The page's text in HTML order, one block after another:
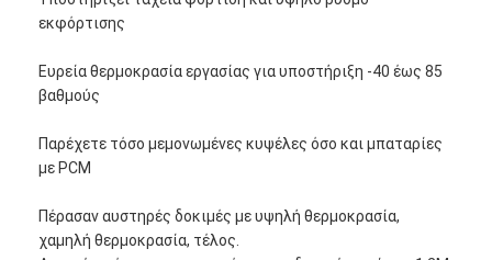
εκφόρτισης
Ευρεία θερμοκρασία εργασίας για υποστήριξη -40 έως 85
βαθμούς
Παρέχετε τόσο μεμονωμένες κυψέλες όσο και μπαταρίες
με PCM
Πέρασαν αυστηρές δοκιμές με υψηλή θερμοκρασία,
χαμηλή θερμοκρασία, τέλος.